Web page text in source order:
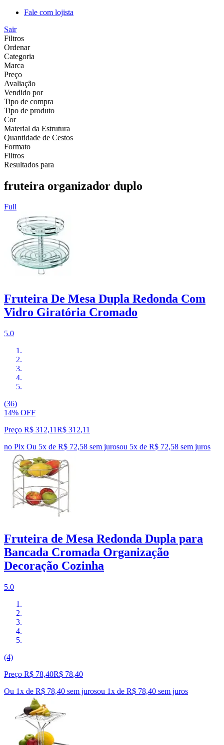
Fale com lojista
Sair
Filtros
Ordenar
Categoria
Marca
Preço
Avaliação
Vendido por
Tipo de compra
Tipo de produto
Cor
Material da Estrutura
Quantidade de Cestos
Formato
Filtros
Resultados para
fruteira organizador duplo
Full
Fruteira De Mesa Dupla Redonda Com
Vidro Giratória Cromado
5.0
(36)
14% OFF
Preço R$ 312,11R$ 312,11
no Pix Ou 5x de R$ 72,58 sem jurosou 5x de R$ 72,58 sem juros
Fruteira de Mesa Redonda Dupla para
Bancada Cromada Organização
Decoração Cozinha
5.0
(4)
Preço R$ 78,40R$ 78,40
Ou 1x de R$ 78,40 sem jurosou 1x de R$ 78,40 sem juros